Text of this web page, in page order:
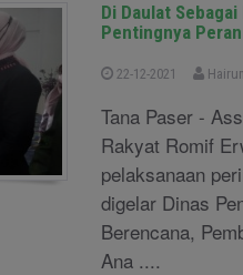
Di Daulat
Pentingnya
22-12-2021
Tana Paser -
Rakyat Romif
pelaksanaan
digelar Dinas
Berencana,
Ana ....